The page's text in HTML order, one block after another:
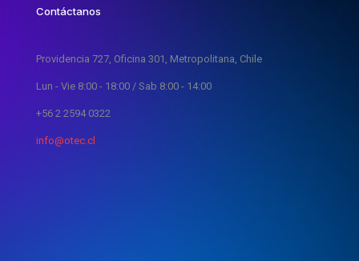
Contáctanos
Providencia 727, Oficina 301, Metropolitana, Chile
Lun - Vie 8:00 - 18:00 / Sab 8:00 - 14:00
+56 2 2594 0322
info@otec.cl